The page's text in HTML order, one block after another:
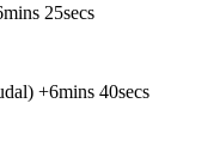
25secs
+6mins 40secs